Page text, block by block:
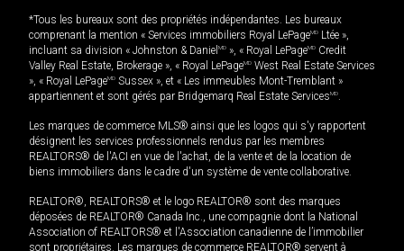
*Tous les bureaux sont des propriétés indépendantes. Les bureaux
comprenant la mention « Services immobiliers Royal LePageMD Ltée »,
incluant sa division « Johnston & Daniel MD », « Royal LePageMD Credit
Valley Real Estate, Brokerage », « Royal LePageMD West Real Estate Services
», « Royal LePageMD Sussex », et « Les immeubles Mont-Tremblant »
appartiennent et sont gérés par Bridgemarq Real Estate ServicesMD.
Les marques de commerce MLS® ainsi que les logos qui s'y rapportent
désignent les services professionnels rendus par les membres
REALTORS® de l'ACI en vue de l'achat, de la vente et de la location de
biens immobiliers dans le cadre d'un système de vente collaborative.
REALTOR®, REALTORS® et le logo REALTOR® sont des marques
déposées de REALTOR® Canada Inc., une compagnie dont la National
Association of REALTORS® et l'Association canadienne de l’immobilier
sont propriétaires. Les marques de commerce REALTOR® servent à